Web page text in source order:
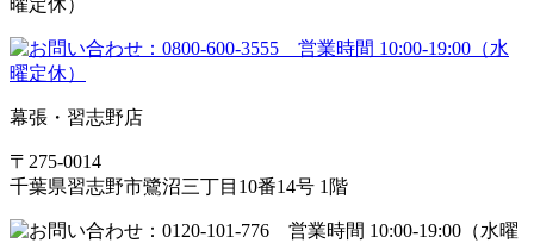
幕張・習志野店
〒275-0014
千葉県習志野市鷺沼三丁目10番14号 1階